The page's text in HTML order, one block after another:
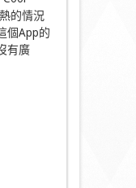
的情況
個App的
有廣